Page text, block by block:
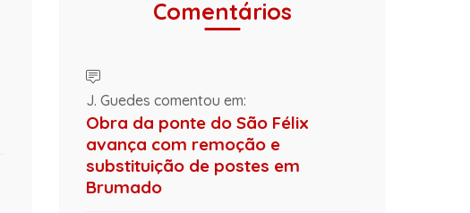
Comentários
J. Guedes comentou em:
Obra da ponte do São Félix
avança com remoção e
substituição de postes em
Brumado